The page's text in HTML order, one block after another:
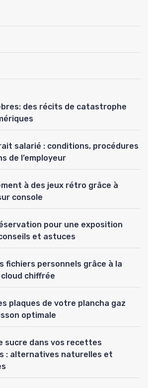
des récits de catastrophe
salarié : conditions, procédures
de l’employeur
à des jeux rétro grâce à
console
pour une exposition
et astuces
fichiers personnels grâce à la
chiffrée
plaques de votre plancha gaz
optimale
sucre dans vos recettes
: alternatives naturelles et